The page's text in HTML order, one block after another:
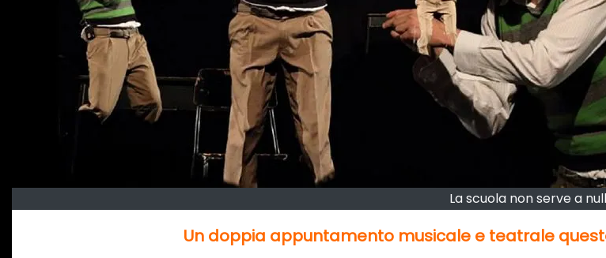
La scuola non serve a
Un doppia appuntamento musicale e teatrale